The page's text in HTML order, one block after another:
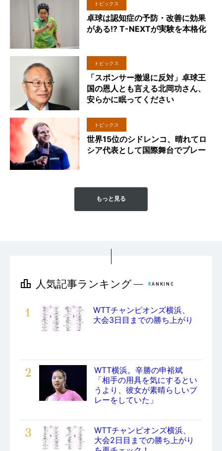
トピックス
卓球は認知症の予防・改善に効果
がある!? T-NEXTが実験を本格化
トピックス
「スポンサー撤退に反対」卓球王
国の恩人とも言える北岡功さん、
安らかに眠ってください
トピックス
世界15位のシドレンコ、晴れてロ
シア代表として国際舞台でプレー
もっと見る
1
WTTチャンピオンズ横浜、
大会3日目までの勝ち上がり
2
WTT横浜。辛勝の申裕斌
「相手の用具を気にするとい
うより、彼女が素晴らしいプ
レーをしていた」
3
WTTチャンピオンズ横浜、
大会2日目までの勝ち上がり